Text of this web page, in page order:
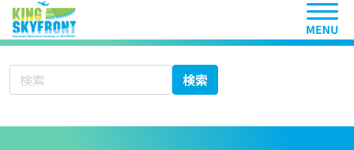
ヘッ
サイト内検索 検索